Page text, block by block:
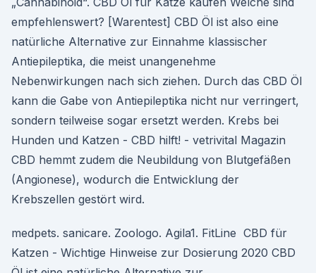
empfehlenswert? [Warentest] CBD Öl ist also eine
natürliche Alternative zur Einnahme klassischer
Antiepileptika, die meist unangenehme
Nebenwirkungen nach sich ziehen. Durch das CBD Öl
kann die Gabe von Antiepileptika nicht nur verringert,
sondern teilweise sogar ersetzt werden. Krebs bei
Hunden und Katzen - CBD hilft! - vetrivital Magazin
CBD hemmt zudem die Neubildung von Blutgefäßen
(Angionese), wodurch die Entwicklung der
Krebszellen gestört wird.
medpets. sanicare. Zoologo. Agila1. FitLine CBD für
Katzen - Wichtige Hinweise zur Dosierung 2020 CBD